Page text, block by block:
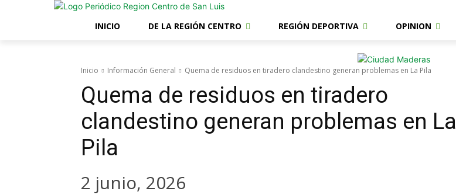
INICIO DE LA REGIÓN CENTRO REGIÓN DEPORTIVA OPINION
Inicio Información General Quema de residuos en tiradero clandestino generan problemas en La Pila
Quema de residuos en tiradero
clandestino generan problemas en La
Pila
2 junio, 2026